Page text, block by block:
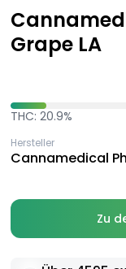
Grape LA
THC: 20.9%
Hersteller
Cannamedical
Zu